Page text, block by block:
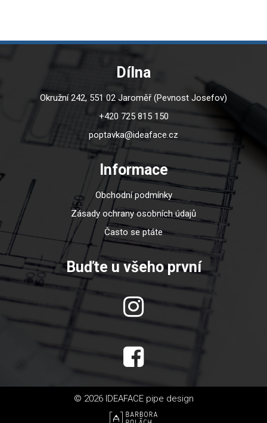
Dílna
Okružní 242, 551 02 Jaroměř (Pevnost Josefov)
+420 725 815 150
poptavka@ideaface.cz
Informace
Obchodní podmínky
Zásady ochrany osobních údajů
Často se ptáte
Buďte u všeho první
© 2026 IDEAFACE pipe design